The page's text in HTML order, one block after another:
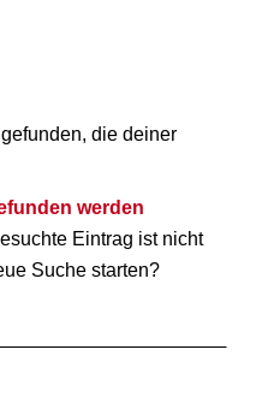
die deiner
werden
Eintrag ist nicht
Suche starten?